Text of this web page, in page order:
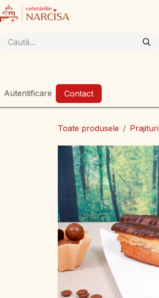
Sari la conținut
Autentificare Contact
Toate produsele Prajituri